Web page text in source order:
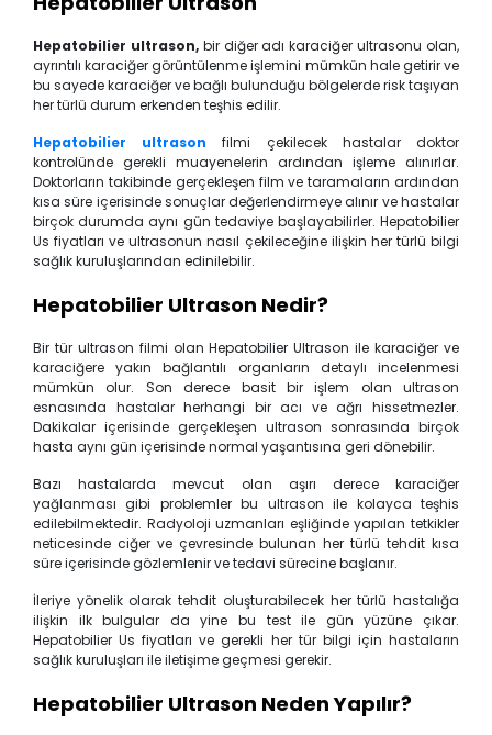
Hepatobilier ultrason, bir diğer adı karaciğer ultrasonu olan,
ayrıntılı karaciğer görüntülenme işlemini mümkün hale getirir ve
bu sayede karaciğer ve bağlı bulunduğu bölgelerde risk taşıyan
her türlü durum erkenden teşhis edilir.
Hepatobilier ultrason filmi çekilecek hastalar doktor
kontrolünde gerekli muayenelerin ardından işleme alınırlar.
Doktorların takibinde gerçekleşen film ve taramaların ardından
kısa süre içerisinde sonuçlar değerlendirmeye alınır ve hastalar
birçok durumda aynı gün tedaviye başlayabilirler. Hepatobilier
Us fiyatları ve ultrasonun nasıl çekileceğine ilişkin her türlü bilgi
sağlık kuruluşlarından edinilebilir.
Hepatobilier Ultrason Nedir?
Bir tür ultrason filmi olan Hepatobilier Ultrason ile karaciğer ve
karaciğere yakın bağlantılı organların detaylı incelenmesi
mümkün olur. Son derece basit bir işlem olan ultrason
esnasında hastalar herhangi bir acı ve ağrı hissetmezler.
Dakikalar içerisinde gerçekleşen ultrason sonrasında birçok
hasta aynı gün içerisinde normal yaşantısına geri dönebilir.
Bazı hastalarda mevcut olan aşırı derece karaciğer
yağlanması gibi problemler bu ultrason ile kolayca teşhis
edilebilmektedir. Radyoloji uzmanları eşliğinde yapılan tetkikler
neticesinde ciğer ve çevresinde bulunan her türlü tehdit kısa
süre içerisinde gözlemlenir ve tedavi sürecine başlanır.
İleriye yönelik olarak tehdit oluşturabilecek her türlü hastalığa
ilişkin ilk bulgular da yine bu test ile gün yüzüne çıkar.
Hepatobilier Us fiyatları ve gerekli her tür bilgi için hastaların
sağlık kuruluşları ile iletişime geçmesi gerekir.
Hepatobilier Ultrason Neden Yapılır?